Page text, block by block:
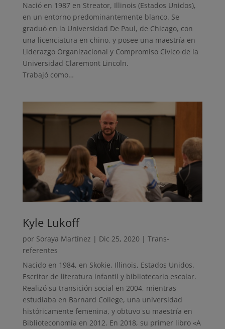
Nació en 1987 en Streator, Illinois (Estados Unidos),
en un entorno predominantemente blanco. Se
graduó en la Universidad De Paul, de Chicago, con
una licenciatura en chino, y posee una maestría en
Liderazgo Organizacional y Compromiso Cívico de la
Universidad Claremont Lincoln.
Trabajó como…
Kyle Lukoff
por Soraya Martínez | Dic 25, 2020 | Trans-
referentes
Nacido en 1984, en Skokie, Illinois, Estados Unidos.
Escritor de literatura infantil y bibliotecario escolar.
Realizó su transición social en 2004, mientras
estudiaba en Barnard College, una universidad
históricamente femenina, y obtuvo su maestría en
Biblioteconomía en 2012. En 2018, su primer libro «A